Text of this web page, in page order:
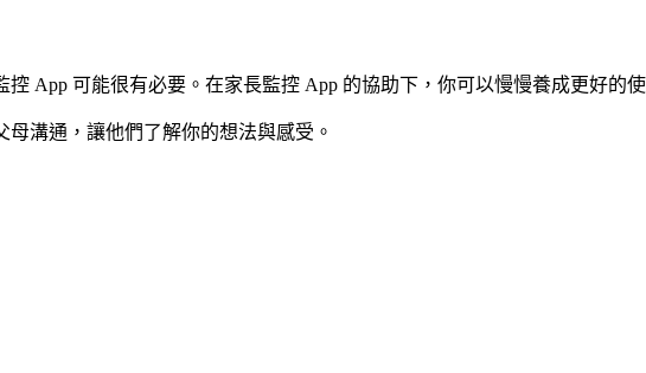
App 可能很有必要。在家長監控 App 的協助下，你可以慢慢養成更好的
溝通，讓他們了解你的想法與感受。